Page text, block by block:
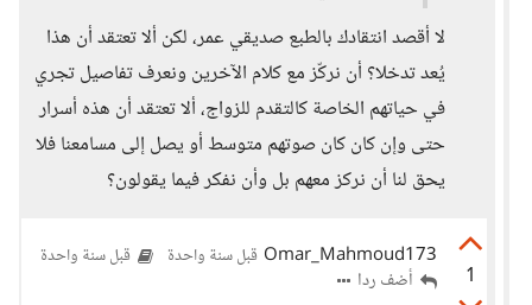
لا أقصد انتقادك بالطبع صديقي عمر، لكن ألا تعتقد أن هذا
يُعد تدخلا؟ أن نركّز مع كلام الآخرين ونعرف تفاصيل تجري
في حياتهم الخاصة كالتقدم للزواج، ألا تعتقد أن هذه أسرار
حتى وإن كان كان صوتهم متوسط أو يصل إلى مسامعنا فلا
يحق لنا أن نركز معهم بل وأن نفكر فيما يقولون؟
1
Omar_Mahmoud173 قبل سنة واحدة قبل سنة واحدة
أضف ردا